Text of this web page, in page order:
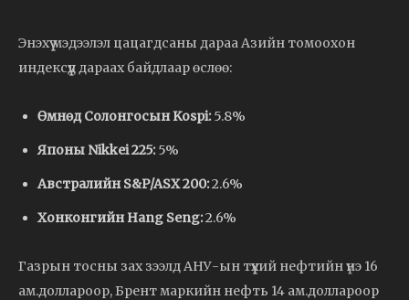
Энэхүү мэдээлэл цацагдсаны дараа Азийн томоохон
индексүүд дараах байдлаар өслөө:
Өмнөд Солонгосын Kospi: 5.8%
Японы Nikkei 225: 5%
Австралийн S&P/ASX 200:2.6%
Хонконгийн Hang Seng:2.6%
Газрын тосны зах зээлд АНУ-ын түүхий нефтийн үнэ 16
ам.доллароор, Брент маркийн нефть 14 ам.доллароор